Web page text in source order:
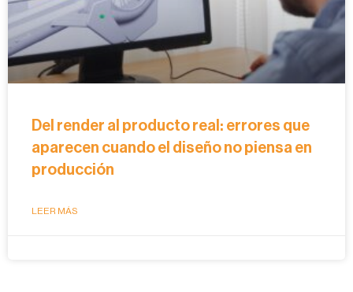
Del render al producto real: errores que
aparecen cuando el diseño no piensa en
producción
LEER MÁS